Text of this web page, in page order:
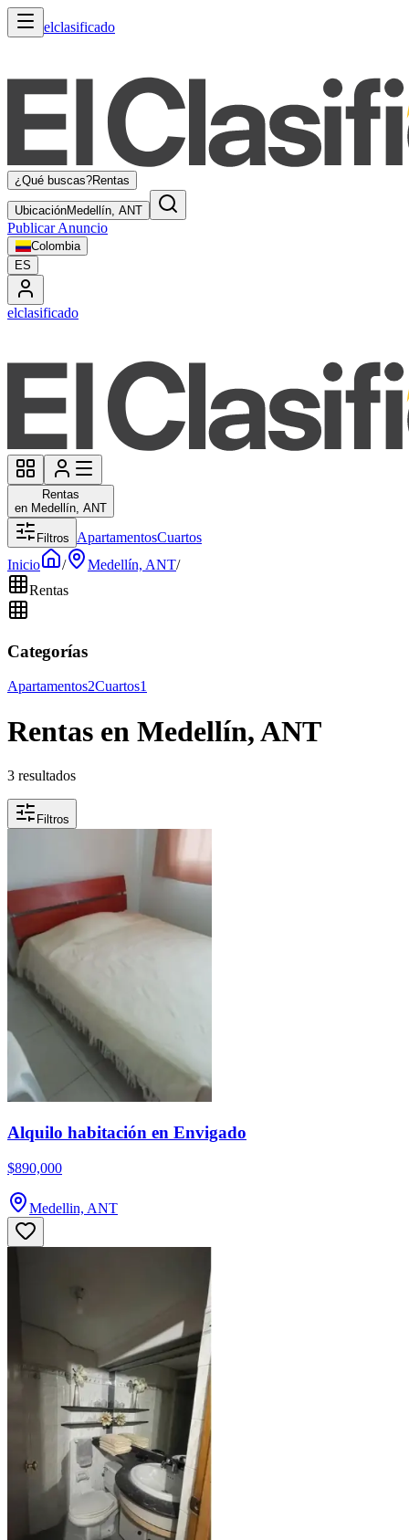
elclasificado
¿Qué buscas?Rentas
UbicaciónMedellín, ANT
Publicar Anuncio
Colombia
ES
elclasificado
Rentas
en Medellín, ANT
Filtros ApartamentosCuartos
Inicio
/ Medellín, ANT/
Rentas
Categorías
Apartamentos2Cuartos1
Rentas en Medellín, ANT
3 resultados
Filtros
Alquilo habitación en Envigado
$890,000
Medellin, ANT